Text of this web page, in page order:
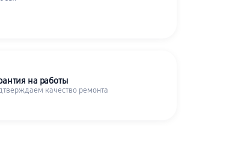
на работы
качество ремонта